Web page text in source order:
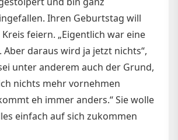
Ihren Geburtstag will
feiern. „Eigentlich war eine
Aber daraus wird ja jetzt nichts“,
unter anderem auch der Grund,
nichts mehr vornehmen
eh immer anders.“ Sie wolle
einfach auf sich zukommen